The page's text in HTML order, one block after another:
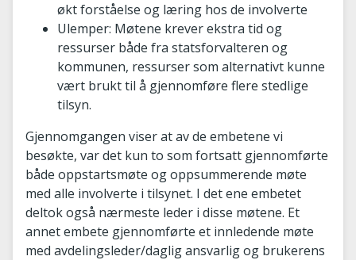
økt forståelse og læring hos de involverte
Ulemper: Møtene krever ekstra tid og
ressurser både fra statsforvalteren og
kommunen, ressurser som alternativt kunne
vært brukt til å gjennomføre flere stedlige
tilsyn.
Gjennomgangen viser at av de embetene vi
besøkte, var det kun to som fortsatt gjennomførte
både oppstartsmøte og oppsummerende møte
med alle involverte i tilsynet. I det ene embetet
deltok også nærmeste leder i disse møtene. Et
annet embete gjennomførte et innledende møte
med avdelingsleder/daglig ansvarlig og brukerens